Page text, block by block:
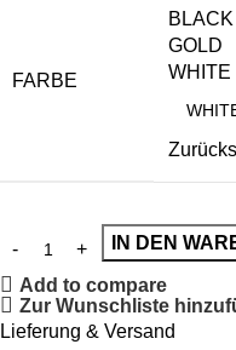
FARBE
BLACK
GOLD
WHITE
IN DEN
Add to compare
Zur Wunschliste
Lieferung & Versand